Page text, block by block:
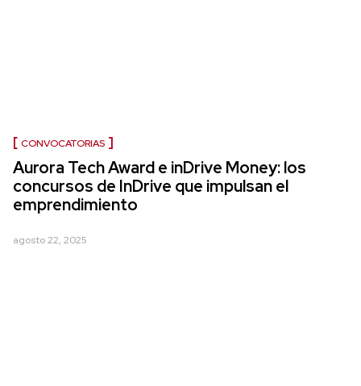
CONVOCATORIAS
Aurora Tech Award e inDrive Money: los
concursos de InDrive que impulsan el
emprendimiento
agosto 22, 2025